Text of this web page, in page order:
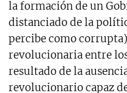
la formación de un
distanciado de la
percibe como
revolucionaria entre
resultado de la
revolucionario capaz